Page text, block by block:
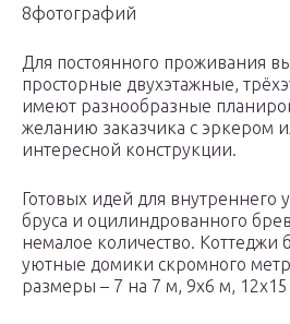
8фотографий
Для постоянного проживания
просторные двухэтажные,
имеют разнообразные
желанию заказчика с эркером
интересной конструкции.
Готовых идей для внутреннего
бруса и оцилиндрованного
немалое количество.
уютные домики скромного
размеры – 7 на 7 м, 9х6 м,